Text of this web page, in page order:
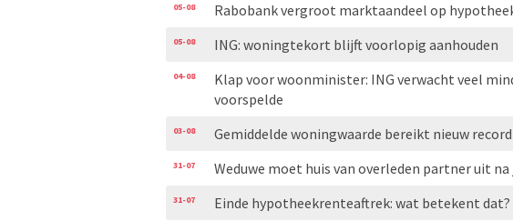
05-08 Rabobank vergroot marktaandeel op
05-08 ING: woningtekort blijft voorlopig aanhouden
04-08
Klap voor woonminister: ING verwacht veel
voorspelde
03-08 Gemiddelde woningwaarde bereikt nieuw record
31-07 Weduwe moet huis van overleden partner uit
31-07 Einde hypotheekrenteaftrek: wat betekent dat?